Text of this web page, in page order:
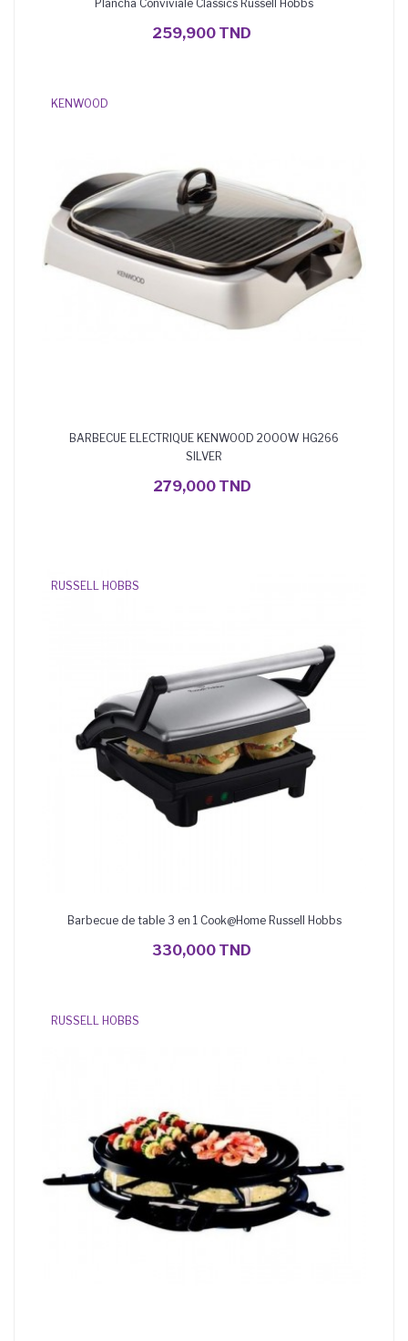
Plancha Conviviale Classics Russell Hobbs
259,900 TND
KENWOOD
BARBECUE ELECTRIQUE KENWOOD 2000W HG266
SILVER
279,000 TND
AJOUTER AU PANIER
RUSSELL HOBBS
Barbecue de table 3 en 1 Cook@Home Russell Hobbs
330,000 TND
RUSSELL HOBBS